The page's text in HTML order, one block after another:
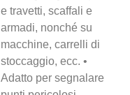
e travetti, scaffali e
armadi, nonché su
macchine, carrelli di
stoccaggio, ecc. •
Adatto per segnalare